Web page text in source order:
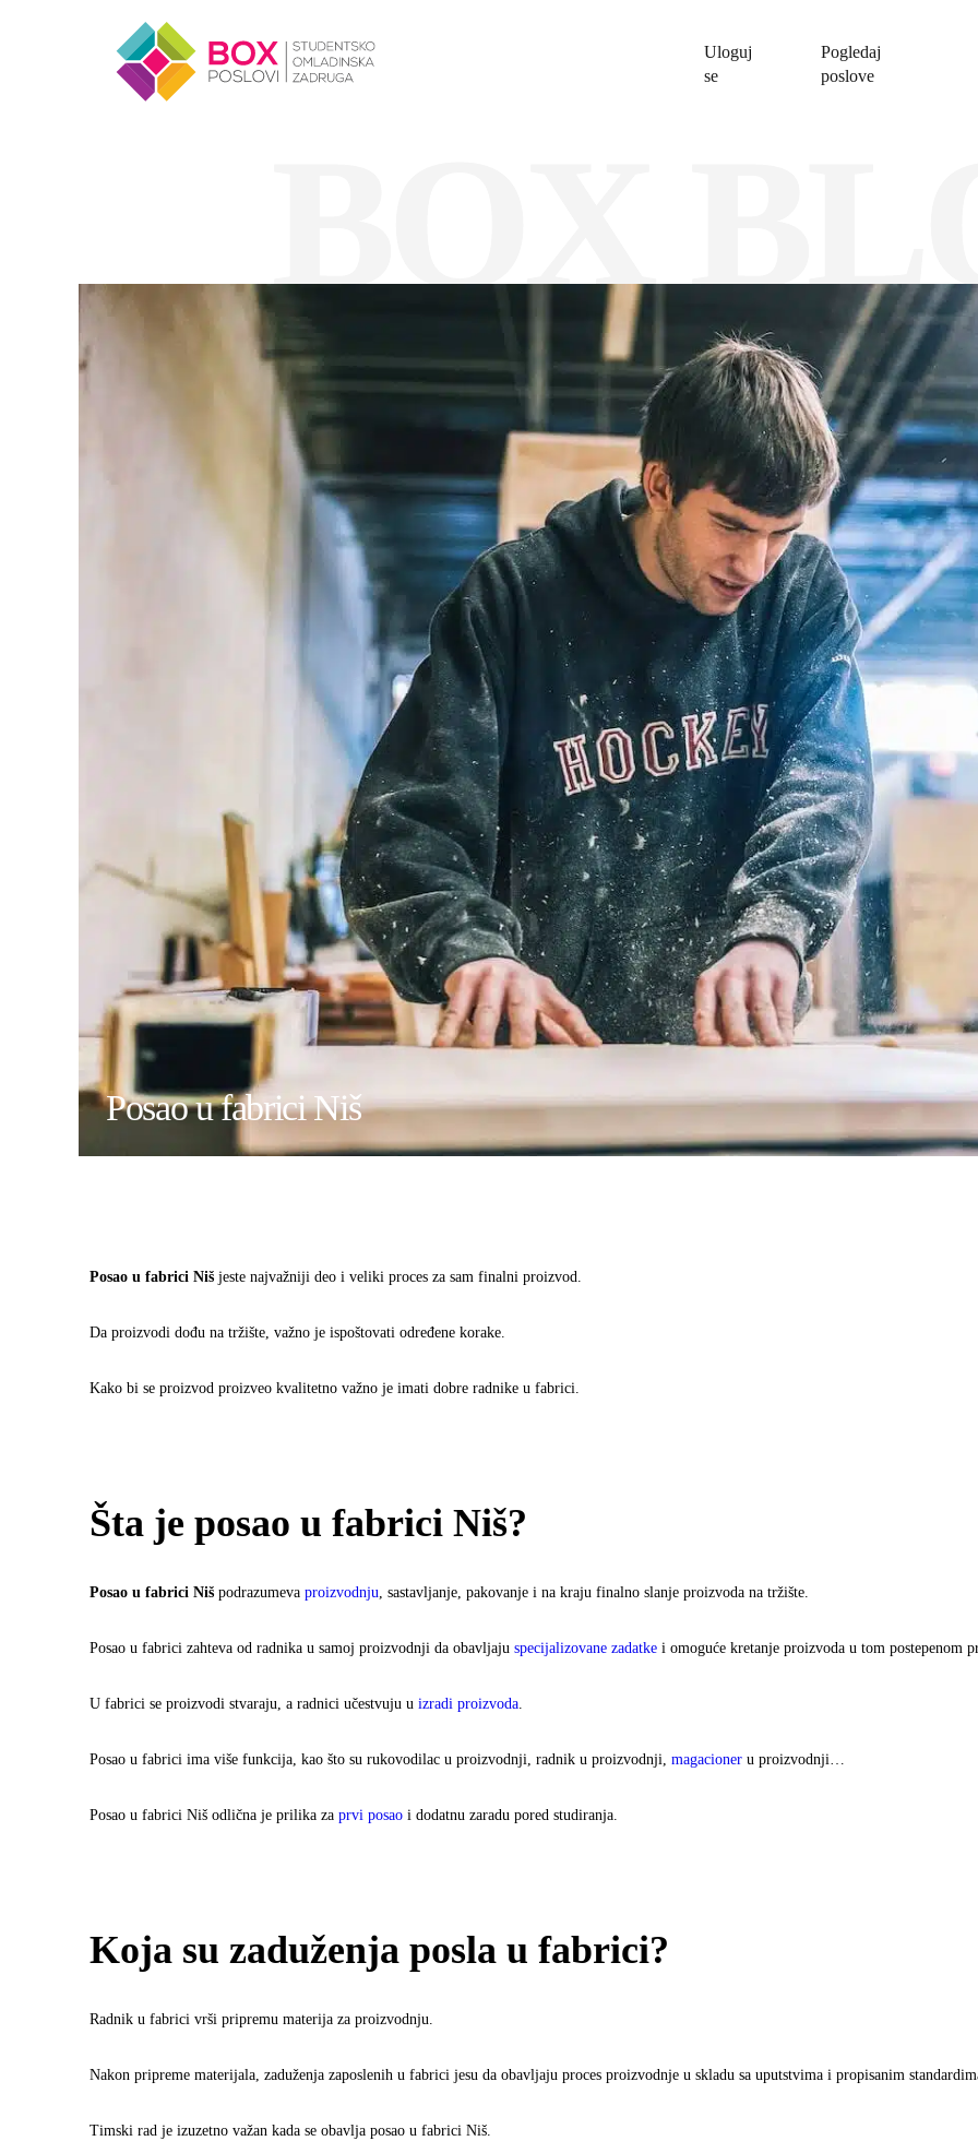
Uloguj
se
Pogledaj
poslove
BOX
Posao u fabrici Niš
Posao u fabrici Niš jeste najvažniji deo i veliki proces za sam finalni proizvod.
Da proizvodi dođu na tržište, važno je ispoštovati određene korake.
Kako bi se proizvod proizveo kvalitetno važno je imati dobre radnike u fabrici.
Šta je posao u fabrici Niš?
Posao u fabrici Niš podrazumeva proizvodnju , sastavljanje, pakovanje i na kraju finalno slanje proizvoda na tržište.
Posao u fabrici zahteva od radnika u samoj proizvodnji da obavljaju specijalizovane zadatke i omoguće kretanje proizvoda u tom postepenom
U fabrici se proizvodi stvaraju, a radnici učestvuju u izradi proizvoda
Posao u fabrici ima više funkcija, kao što su rukovodilac u proizvodnji, radnik u proizvodnji, magacioner u proizvodnji…
Posao u fabrici Niš odlična je prilika za prvi posao i dodatnu zaradu pored studiranja.
Koja su zaduženja posla u fabrici?
Radnik u fabrici vrši pripremu materija za proizvodnju.
Nakon pripreme materijala, zaduženja zaposlenih u fabrici jesu da obavljaju proces proizvodnje u skladu sa uputstvima i propisanim
Timski rad je izuzetno važan kada se obavlja posao u fabrici Niš.